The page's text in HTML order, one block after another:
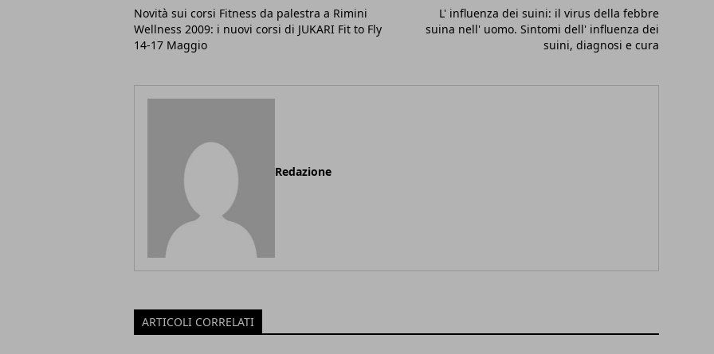
Novità sui corsi Fitness da palestra a Rimini
Wellness 2009: i nuovi corsi di JUKARI Fit to Fly
14-17 Maggio
L' influenza dei suini: il virus della febbre
suina nell' uomo. Sintomi dell' influenza dei
suini, diagnosi e cura
Redazione
ARTICOLI CORRELATI